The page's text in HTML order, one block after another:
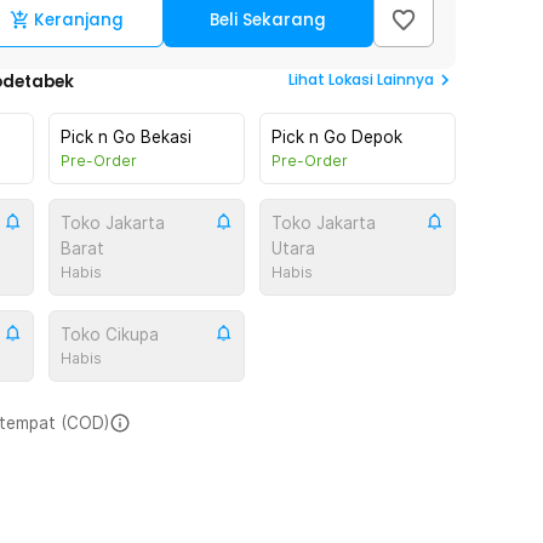
Keranjang Beli Sekarang
Lihat Lokasi Lainnya
Pick n Go Bekasi
Pre-Order
Pick n Go Depok
Pre-Order
Toko Jakarta
Barat
Habis
Toko Jakarta
Utara
Habis
Toko Cikupa
Habis
(COD)